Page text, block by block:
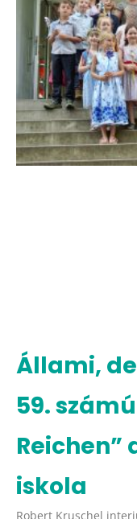
Állami,
59.
iskola
Robert Kruschel